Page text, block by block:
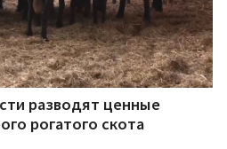
разводят ценные
рогатого скота